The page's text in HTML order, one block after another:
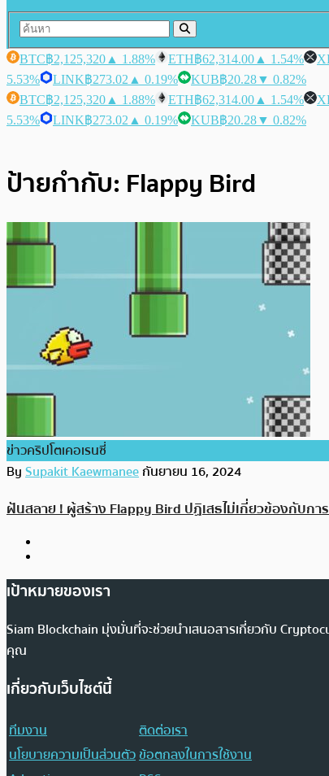
BTC฿2,125,320 ▲ 1.88% ETH฿62,314.00 ▲ 1.54%
5.53%
LINK฿273.02 ▲ 0.19% KUB฿20.28▼ 0.82%
BTC฿2,125,320 ▲ 1.88% ETH฿62,314.00 ▲ 1.54%
5.53%
LINK฿273.02 ▲ 0.19% KUB฿20.28▼ 0.82%
ป้ายกำกับ: Flappy Bird
ข่าวคริปโตเคอเรนซี่
BySupakit Kaewmaneeกันยายน 16, 2024
ฝันสลาย ! ผู้สร้าง Flappy Bird ปฏิเสธไม่เกี่ยวข้องกับกา
เป้าหมายของเรา
Siam Blockchain มุ่งมั่นที่จะช่วยนำเสนอสารเกี่ยวกับ
คุณ
เกี่ยวกับเว็บไซต์นี้
ทีมงาน
ติดต่อเรา
นโยบายความเป็นส่วนตัวข้อตกลงในการใช้งาน